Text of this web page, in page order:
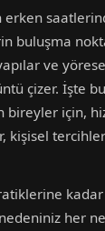
erken
buluşma
ve
çizer. İşte
bireyler için,
kişisel
kadar
her